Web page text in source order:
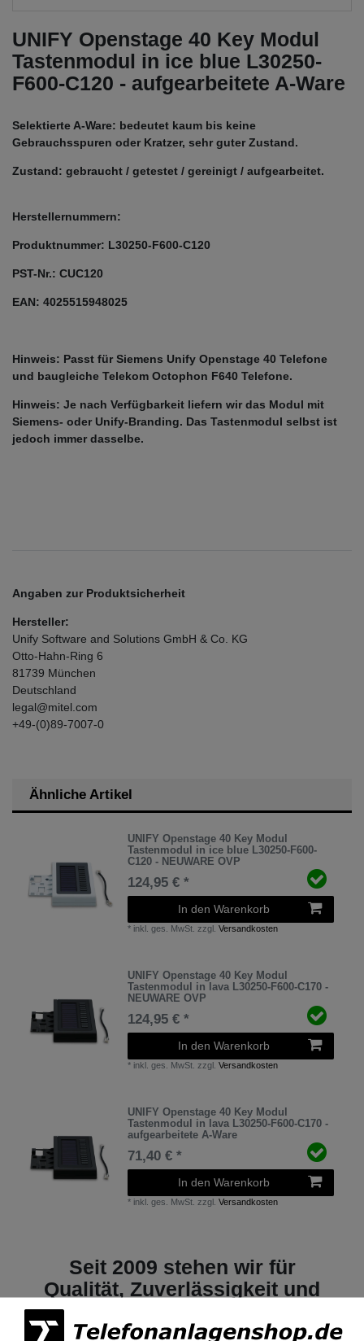
UNIFY Openstage 40 Key Modul
Tastenmodul in ice blue L30250-
F600-C120 - aufgearbeitete A-Ware
Selektierte A-Ware: bedeutet kaum bis keine
Gebrauchsspuren oder Kratzer, sehr guter Zustand.
Zustand: gebraucht / getestet / gereinigt / aufgearbeitet.
Herstellernummern:
Produktnummer: L30250-F600-C120
PST-Nr.: CUC120
EAN: 4025515948025
Hinweis: Passt für Siemens Unify Openstage 40 Telefone
und baugleiche Telekom Octophon F640 Telefone.
Hinweis: Je nach Verfügbarkeit liefern wir das Modul mit
Siemens- oder Unify-Branding. Das Tastenmodul selbst ist
jedoch immer dasselbe.
Angaben zur Produktsicherheit
Hersteller:
Unify Software and Solutions GmbH & Co. KG
Otto-Hahn-Ring 6
81739 München
Deutschland
legal@mitel.com
+49-(0)89-7007-0
Ähnliche Artikel
UNIFY Openstage 40 Key Modul
Tastenmodul in ice blue L30250-F600-
C120 - NEUWARE OVP
124,95 € *
In den Warenkorb
* inkl. ges. MwSt. zzgl.Versandkosten
UNIFY Openstage 40 Key Modul
Tastenmodul in lava L30250-F600-C170 -
NEUWARE OVP
124,95 € *
In den Warenkorb
* inkl. ges. MwSt. zzgl.Versandkosten
UNIFY Openstage 40 Key Modul
Tastenmodul in lava L30250-F600-C170 -
aufgearbeitete A-Ware
71,40 € *
In den Warenkorb
* inkl. ges. MwSt. zzgl.Versandkosten
Seit 2009 stehen wir für
Qualität, Zuverlässigkeit und